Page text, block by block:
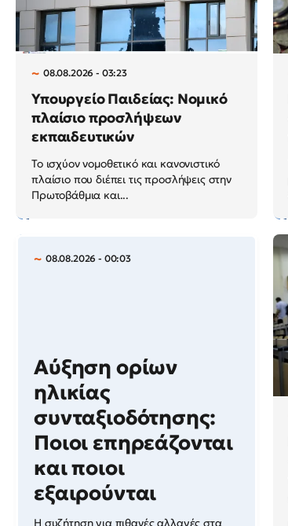
08.08.2026 - 03:23
Υπουργείο Παιδείας: Νομικό
πλαίσιο προσλήψεων
εκπαιδευτικών
Το ισχύον νομοθετικό και κανονιστικό
πλαίσιο που διέπει τις προσλήψεις στην
Πρωτοβάθμια και...
08.08.2026 - 00:03
Αύξηση ορίων
ηλικίας
συνταξιοδότησης:
Ποιοι επηρεάζονται
και ποιοι
εξαιρούνται
Η συζήτηση για πιθανές αλλαγές στα